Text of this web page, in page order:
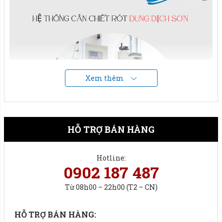
Vật liệu chế tạo lên cân.
Xem thêm
HỖ TRỢ BÁN HÀNG
Hotline:
0902 187 487
Từ 08h00 – 22h00 (T2 – CN)
HỖ TRỢ BÁN HÀNG: